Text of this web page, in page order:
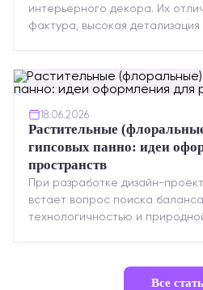
интерьерного декора. Их
фактура, высокая
18.06.2026
Растительные
гипсовых панно: идеи
пространств
При разработке дизайн-
встает вопрос поиска
технологичностью и
Все